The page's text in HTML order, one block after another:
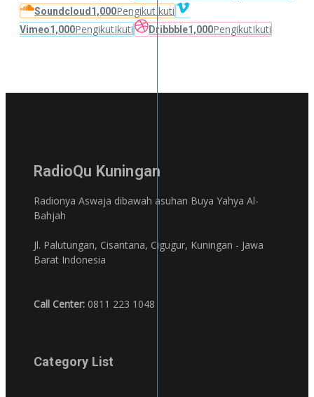
Soundcloud 1,000PengikutIkuti
Vimeo1,000PengikutIkuti Dribbble1,000PengikutIkuti
RadioQu Kuningan
Radionya Aswaja dibawah asuhan Buya Yahya Al-
Bahjah
Jl. Palutungan, Cisantana, Cigugur, Kuningan - Jawa
Barat Indonesia
Call Center: 0811 223 1048
Category List